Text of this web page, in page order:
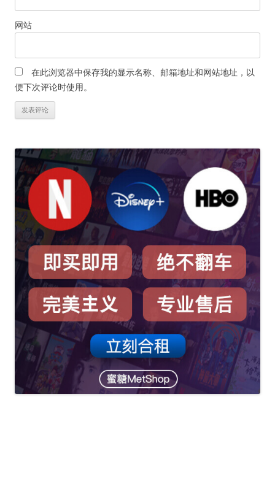
网站
在此浏览器中保存我的显示名称、邮箱地址和网站地址，以
便下次评论时使用。